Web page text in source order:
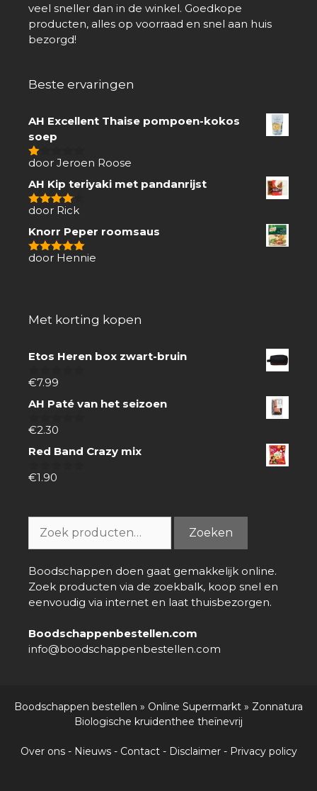
veel sneller dan in de winkel. Goedkope
producten, alles op voorraad en snel aan huis
bezorgd!
Beste ervaringen
AH Excellent Thaise pompoen-kokos
soep
1
5
door Jeroen Roose
AH Kip teriyaki met pandanrijst
4van 5
door Rick
Knorr Peper roomsaus
5van 5
door Hennie
Met korting kopen
Etos Heren box zwart-bruin
0
5
€7.99
AH Paté van het seizoen
0
5
€2.30
Red Band Crazy mix
0
€1.90
naar:
Zoeken
Boodschappen doen gaat gemakkelijk online.
Zoek producten via de zoekbalk, koop snel en
eenvoudig via internet en laat thuisbezorgen.
Boodschappenbestellen.com
info@boodschappenbestellen.com
Boodschappen bestellen » Online Supermarkt » Zonnatura
Biologische kruidenthee theïnevrij
Over ons- Nieuws- Contact- Disclaimer- Privacy policy